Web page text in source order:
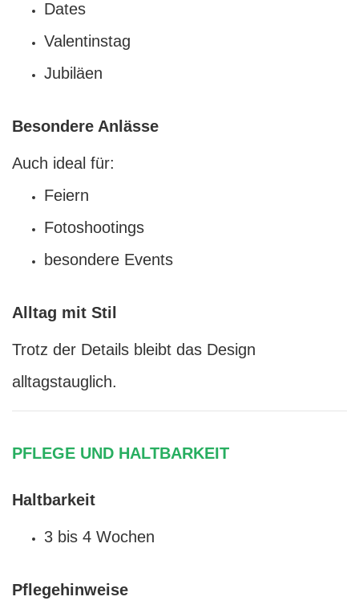
Dates
Valentinstag
Jubiläen
Besondere Anlässe
Auch ideal für:
Feiern
Fotoshootings
besondere Events
Alltag mit Stil
Trotz der Details bleibt das Design
alltagstauglich.
PFLEGE UND HALTBARKEIT
Haltbarkeit
3 bis 4 Wochen
Pflegehinweise